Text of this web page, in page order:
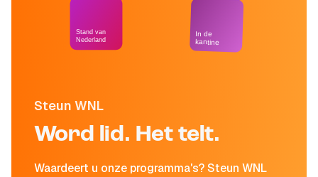
Steun WNL
Word lid. Het telt.
Waardeert u onze programma's? Steun WNL
Stand van
Nederland
In de
kantine